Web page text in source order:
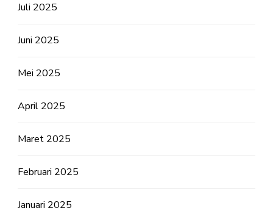
Juli 2025
Juni 2025
Mei 2025
April 2025
Maret 2025
Februari 2025
Januari 2025